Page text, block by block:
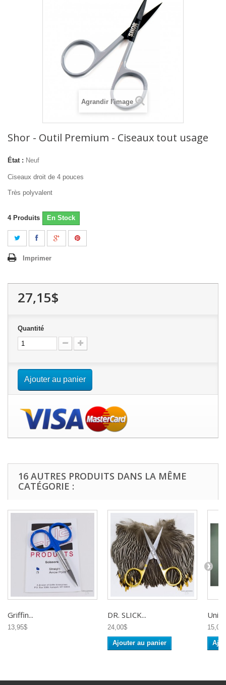
Agrandir l'image
Shor - Outil Premium - Ciseaux tout usage
État : Neuf
Ciseaux droit de 4 pouces
Très polyvalent
4 Produits En Stock
Imprimer
27,15$
Quantité
Ajouter au panier
16 AUTRES PRODUITS DANS LA MÊME
CATÉGORIE :
Griffin...
13,95$
DR. SLICK...
24,00$
Ajouter au panier
Uni -